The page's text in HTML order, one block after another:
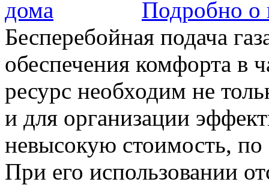
Подробно о
Бесперебойная подача
обеспечения комфорта в
ресурс необходим не
и для организации
невысокую стоимость, по
При его использовании